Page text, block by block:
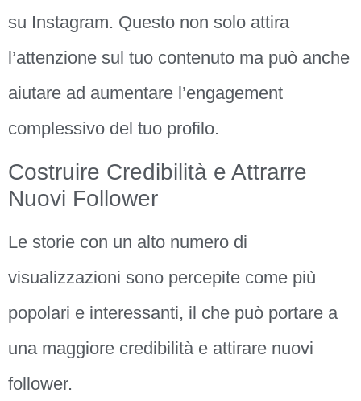
su Instagram. Questo non solo attira
l’attenzione sul tuo contenuto ma può anche
aiutare ad aumentare l’engagement
complessivo del tuo profilo.
Costruire Credibilità e Attrarre
Nuovi Follower
Le storie con un alto numero di
visualizzazioni sono percepite come più
popolari e interessanti, il che può portare a
una maggiore credibilità e attirare nuovi
follower.